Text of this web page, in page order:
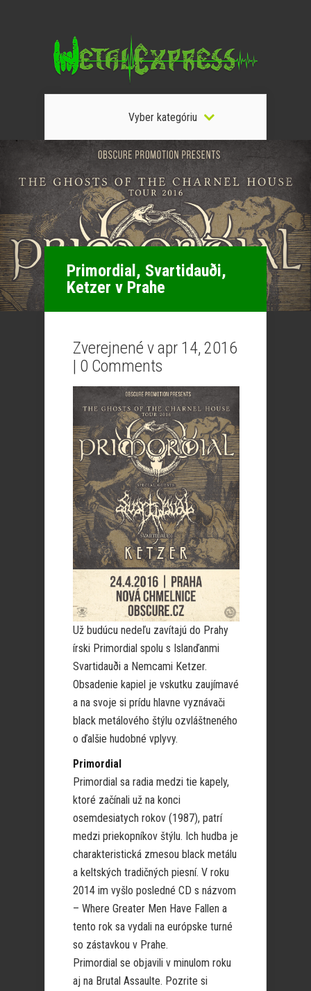
Vyber kategóriu
Primordial, Svartidauði,
Ketzer v Prahe
Zverejnené v apr 14, 2016
| 0 Comments
Už budúcu nedeľu zavítajú do Prahy
írski Primordial spolu s Islanďanmi
Svartidauði a Nemcami Ketzer.
Obsadenie kapiel je vskutku zaujímavé
a na svoje si prídu hlavne vyznávači
black metálového štýlu ozvláštneného
o ďalšie hudobné vplyvy.
Primordial
Primordial sa radia medzi tie kapely,
ktoré začínali už na konci
osemdesiatych rokov (1987), patrí
medzi priekopníkov štýlu. Ich hudba je
charakteristická zmesou black metálu
a keltských tradičných piesní. V roku
2014 im vyšlo posledné CD s názvom
– Where Greater Men Have Fallen a
tento rok sa vydali na európske turné
so zástavkou v Prahe.
Primordial se objavili v minulom roku
aj na Brutal Assaulte. Pozrite si